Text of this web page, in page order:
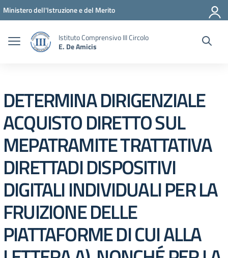
Vai ai contenuti
Vai al menu di navigazione
Vai al footer
Ministero dell'Istruzione e del Merito
Istituto Comprensivo III Circolo
E. De Amicis
DETERMINA DIRIGENZIALE
ACQUISTO DIRETTO SUL
MEPATRAMITE TRATTATIVA
DIRETTADI DISPOSITIVI
DIGITALI INDIVIDUALI PER LA
FRUIZIONE DELLE
PIATTAFORME DI CUI ALLA